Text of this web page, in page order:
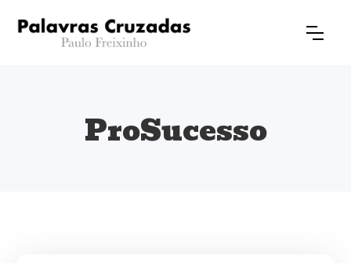
ProSucesso